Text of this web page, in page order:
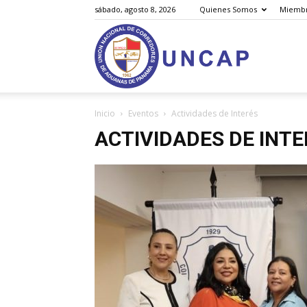
sábado, agosto 8, 2026 Quienes Somos
Unión
de
Corredores
Inicio Eventos Actividades de Interés
ACTIVIDADES DE